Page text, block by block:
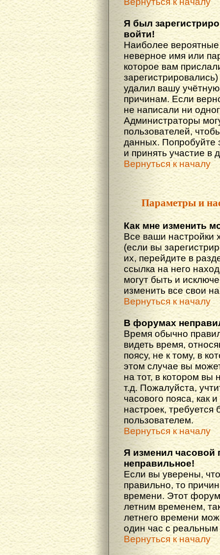
Я был
войти!
Наиболее
неверное имя или
которое вам
удалил вашу
причинам. Если
не написали ни
Администраторы
пользователей,
данных. Попробуйте
и принять участие в
Вернуться к началу
Параметры и
Как мне изменить
Все ваши настройки
(если вы
их, перейдите в
ссылка на него
могут быть и
изменить все свои
Вернуться к началу
В форумах
Время обычно
видеть время,
поясу, не к тому, в
этом случае вы
на тот, в котором вы
т.д. Пожалуйста,
часового пояса, как
настроек,
пользователем.
Вернуться к началу
Я изменил часовой
неправильное!
Если вы уверены,
правильно, то
времени. Этот
летним временем,
летнего времени
один час с
Вернуться к началу